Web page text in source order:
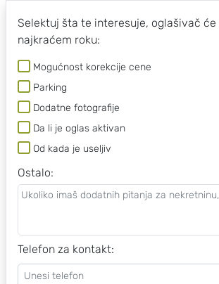
Selektuj šta te interesuje, oglašivač
najkraćem roku:
Mogućnost korekcije cene
Parking
Dodatne fotografije
Da li je oglas aktivan
Od kada je useljiv
Ostalo:
Telefon za kontakt: